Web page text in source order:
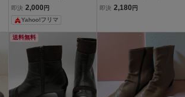
アルシューズ ショート
ブーツ ワインレッド ジッ
プアップ 23.5cm
即決 2,000 円
Yahoo!フリマ
ツ・24cm★フットアート
即決 2,180 円
送料無料